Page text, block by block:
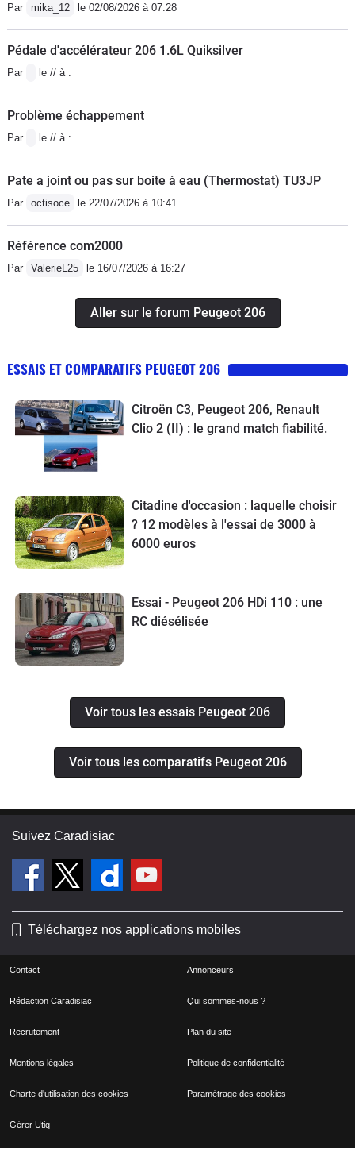
Par mika_12 le 02/08/2026 à 07:28
Pédale d'accélérateur 206 1.6L Quiksilver
Par le // à :
Problème échappement
Par le // à :
Pate a joint ou pas sur boite à eau (Thermostat) TU3JP
Par octisoce le 22/07/2026 à 10:41
Référence com2000
Par ValerieL25 le 16/07/2026 à 16:27
Aller sur le forum Peugeot 206
ESSAIS ET COMPARATIFS PEUGEOT 206
Citroën C3, Peugeot 206, Renault
Clio 2 (II) : le grand match fiabilité.
Citadine d'occasion : laquelle choisir
? 12 modèles à l'essai de 3000 à
6000 euros
Essai - Peugeot 206 HDi 110 : une
RC diésélisée
Voir tous les essais Peugeot 206
Voir tous les comparatifs Peugeot 206
Suivez Caradisiac
Téléchargez nos applications mobiles
Contact Annonceurs
Rédaction Caradisiac Qui sommes-nous ?
Recrutement Plan du site
Mentions légales Politique de confidentialité
Charte d'utilisation des cookies Paramétrage des cookies
Gérer Utiq